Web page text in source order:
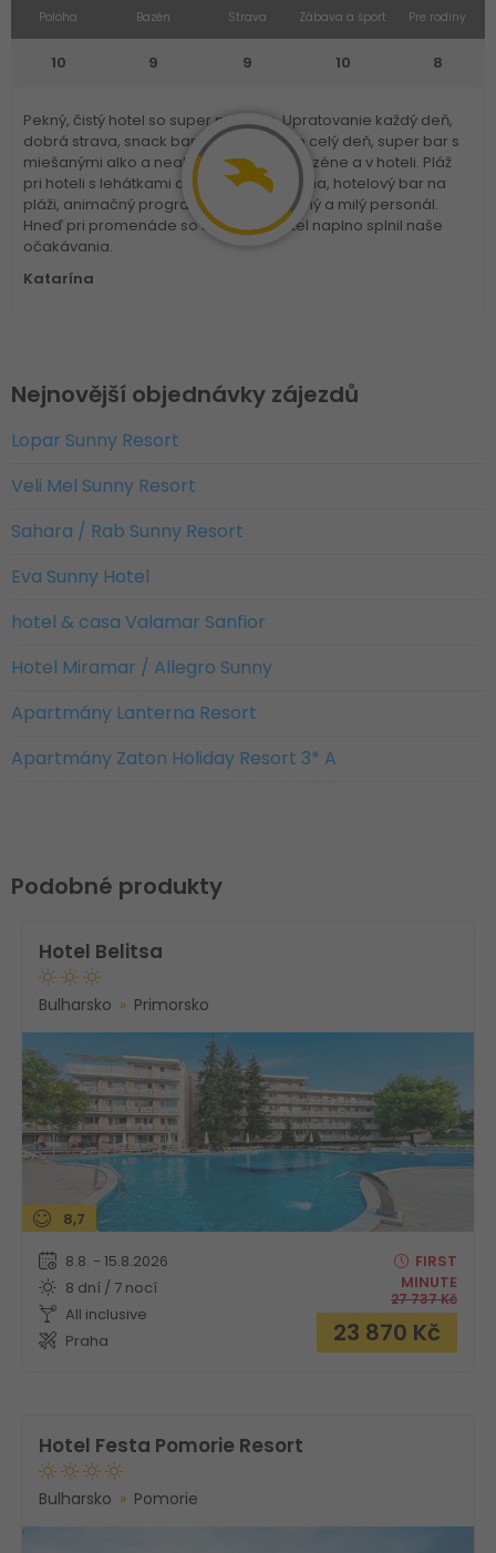
Poloha
10
Bazén
9
Strava
9
Zábava a šport
10
Pre rodiny
8
Pekný, čistý hotel so super polohou. Upratovanie každý deň,
dobrá strava, snack bar s jedlom skoro celý deň, super bar s
miešanými alko a nealko nápojmi pri bazéne a v hoteli. Pláž
pri hoteli s lehátkami a slnečníkmi zdarma, hotelový bar na
pláži, animačný program SKVELÝ, ochotný a milý personál.
Hneď pri promenáde so stánkami.Hotel naplno splnil naše
očakávania.
Katarína
Nejnovější objednávky zájezdů
Lopar Sunny Resort
Veli Mel Sunny Resort
Sahara / Rab Sunny Resort
Eva Sunny Hotel
hotel & casa Valamar Sanfior
Hotel Miramar / Allegro Sunny
Apartmány Lanterna Resort
Apartmány Zaton Holiday Resort 3* A
Podobné produkty
Hotel Belitsa
Bulharsko Primorsko
8,7
8.8. - 15.8.2026
8 dní / 7 nocí
All inclusive
Praha
FIRST
MINUTE
27 737Kč
23 870 Kč
Hotel Festa Pomorie Resort
Bulharsko Pomorie